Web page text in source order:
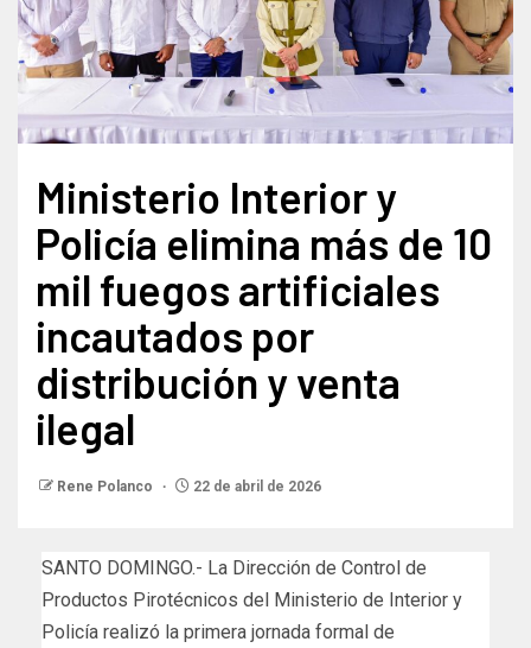
Ministerio Interior y
Policía elimina más de 10
mil fuegos artificiales
incautados por
distribución y venta
ilegal
Rene Polanco 22 de abril de 2026
SANTO DOMINGO.- La Dirección de Control de
Productos Pirotécnicos del Ministerio de Interior y
Policía realizó la primera jornada formal de